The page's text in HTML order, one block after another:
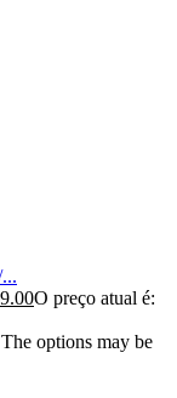
O preço atual é:
options may be